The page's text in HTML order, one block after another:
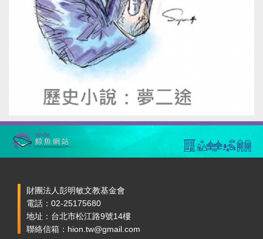
財團法人彭明敏文教基金會
電話：02-25175680
地址：台北市松江路9號14樓
聯絡信箱：hion.tw@gmail.com